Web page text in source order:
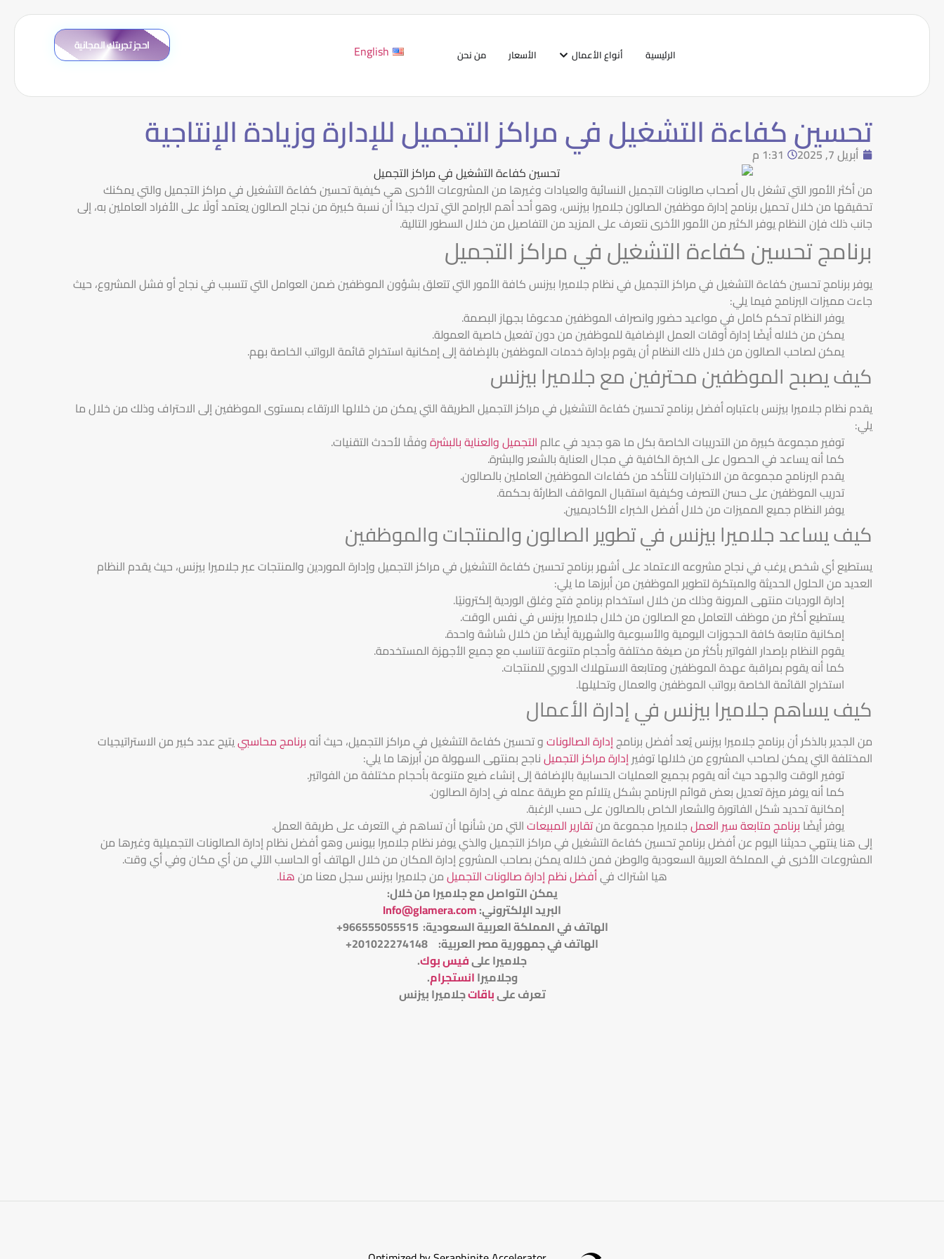
الرئيسية أنواع الأعمال الأسعار من نحن English احجز تجربتك المجانية
تحسين كفاءة التشغيل في مراكز التجميل للإدارة وزيادة الإنتاجية
أبريل 7, 2025
1:31 م
من أكثر الأمور التي تشغل بال أصحاب صالونات التجميل النسائية والعيادات وغيرها من المشروعات الأخرى هي كيفية تحسين كفاءة التشغيل في مراكز التجميل والتي يمكنك
تحقيقها من خلال تحميل برنامج إدارة موظفين الصالون جلاميرا بيزنس، وهو أحد أهم البرامج التي تدرك جيدًا أن نسبة كبيرة من نجاح الصالون يعتمد أولًا على الأفراد العاملين به، إلى
جانب ذلك فإن النظام يوفر الكثير من الأمور الأخرى نتعرف على المزيد من التفاصيل من خلال السطور التالية.
برنامج تحسين كفاءة التشغيل في مراكز التجميل
يوفر برنامج تحسين كفاءة التشغيل في مراكز التجميل في نظام جلاميرا بيزنس كافة الأمور التي تتعلق بشؤون الموظفين ضمن العوامل التي تتسبب في نجاح أو فشل المشروع، حيث
جاءت مميزات البرنامج فيما يلي:
يوفر النظام تحكم كامل في مواعيد حضور وانصراف الموظفين مدعومًا بجهاز البصمة.
يمكن من خلاله أيضًا إدارة أوقات العمل الإضافية للموظفين من دون تفعيل خاصية العمولة.
يمكن لصاحب الصالون من خلال ذلك النظام أن يقوم بإدارة خدمات الموظفين بالإضافة إلى إمكانية استخراج قائمة الرواتب الخاصة بهم.
كيف يصبح الموظفين محترفين مع جلاميرا بيزنس
يقدم نظام جلاميرا بيزنس باعتباره أفضل برنامج تحسين كفاءة التشغيل في مراكز التجميل الطريقة التي يمكن من خلالها الارتقاء بمستوى الموظفين إلى الاحتراف وذلك من خلال ما
يلي:
توفير مجموعة كبيرة من التدريبات الخاصة بكل ما هو جديد في عالمالتجميل والعناية بالبشرةوفقًا لأحدث التقنيات.
كما أنه يساعد في الحصول على الخبرة الكافية في مجال العناية بالشعر والبشرة.
يقدم البرنامج مجموعة من الاختبارات للتأكد من كفاءات الموظفين العاملين بالصالون.
تدريب الموظفين على حسن التصرف وكيفية استقبال المواقف الطارئة بحكمة.
يوفر النظام جميع المميزات من خلال أفضل الخبراء الأكاديميين.
كيف يساعد جلاميرا بيزنس في تطوير الصالون والمنتجات والموظفين
يستطيع أي شخص يرغب في نجاح مشروعه الاعتماد على أشهر برنامج تحسين كفاءة التشغيل في مراكز التجميل وإدارة الموردين والمنتجات عبر جلاميرا بيزنس، حيث يقدم النظام
العديد من الحلول الحديثة والمبتكرة لتطوير الموظفين من أبرزها ما يلي:
إدارة الورديات منتهى المرونة وذلك من خلال استخدام برنامج فتح وغلق الوردية إلكترونيًا.
يستطيع أكثر من موظف التعامل مع الصالون من خلال جلاميرا بيزنس في نفس الوقت.
إمكانية متابعة كافة الحجوزات اليومية والأسبوعية والشهرية أيضًا من خلال شاشة واحدة.
يقوم النظام بإصدار الفواتير بأكثر من صيغة مختلفة وأحجام متنوعة تتناسب مع جميع الأجهزة المستخدمة.
كما أنه يقوم بمراقبة عهدة الموظفين ومتابعة الاستهلاك الدوري للمنتجات.
استخراج القائمة الخاصة برواتب الموظفين والعمال وتحليلها.
كيف يساهم جلاميرا بيزنس في إدارة الأعمال
من الجدير بالذكر أن برنامج جلاميرا بيزنس يُعد أفضل برنامجإدارة الصالوناتو تحسين كفاءة التشغيل في مراكز التجميل، حيث أنهبرنامج محاسبييتيح عدد كبير من الاستراتيجيات
المختلفة التي يمكن لصاحب المشروع من خلالها توفيرإدارة مراكز التجميلناجح بمنتهى السهولة من أبرزها ما يلي:
توفير الوقت والجهد حيث أنه يقوم بجميع العمليات الحسابية بالإضافة إلى إنشاء ضيع متنوعة بأحجام مختلفة من الفواتير.
كما أنه يوفر ميزة تعديل بعض قوائم البرنامج بشكل يتلائم مع طريقة عمله في إدارة الصالون.
إمكانية تحديد شكل الفاتورة والشعار الخاص بالصالون على حسب الرغبة.
يوفر أيضًا برنامج متابعة سير العملجلاميرا مجموعة منتقارير المبيعاتالتي من شأنها أن تساهم في التعرف على طريقة العمل.
إلى هنا ينتهي حديثنا اليوم عن أفضل برنامج تحسين كفاءة التشغيل في مراكز التجميل والذي يوفر نظام جلاميرا بيونس وهو أفضل نظام إدارة الصالونات التجميلية وغيرها من
المشروعات الأخرى في المملكة العربية السعودية والوطن فمن خلاله يمكن بصاحب المشروع إدارة المكان من خلال الهاتف أو الحاسب الآلي من أي مكان وفي أي وقت.
هيا اشتراك فيأفضل نظم إدارة صالونات التجميلمن جلاميرا بيزنس سجل معنا منهنا.
يمكن التواصل مع جلاميرا من خلال:
البريد الإلكتروني:
Info@glamera.com
الهاتف في المملكة العربية السعودية: 966555055515+
الهاتف في جمهورية مصر العربية: 201022274148+
جلاميرا علىفيس بوك.
وجلاميراانستجرام.
تعرف علىباقاتجلاميرا بيزنس